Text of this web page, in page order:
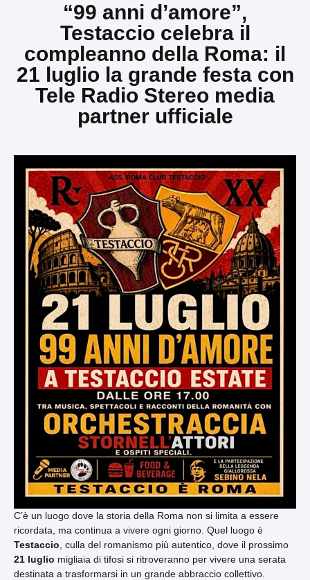
“99 anni d’amore”,
Testaccio celebra il
compleanno della Roma: il
21 luglio la grande festa con
Tele Radio Stereo media
partner ufficiale
C’è un luogo dove la storia della Roma non si limita a essere
ricordata, ma continua a vivere ogni giorno. Quel luogo è
Testaccio , culla del romanismo più autentico, dove il prossimo
21 luglio migliaia di tifosi si ritroveranno per vivere una serata
destinata a trasformarsi in un grande abbraccio collettivo.